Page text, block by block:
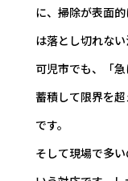
に、掃除が表面
は落とし切れない
可児市でも、「
蓄積して限界を
です。
そして現場で多